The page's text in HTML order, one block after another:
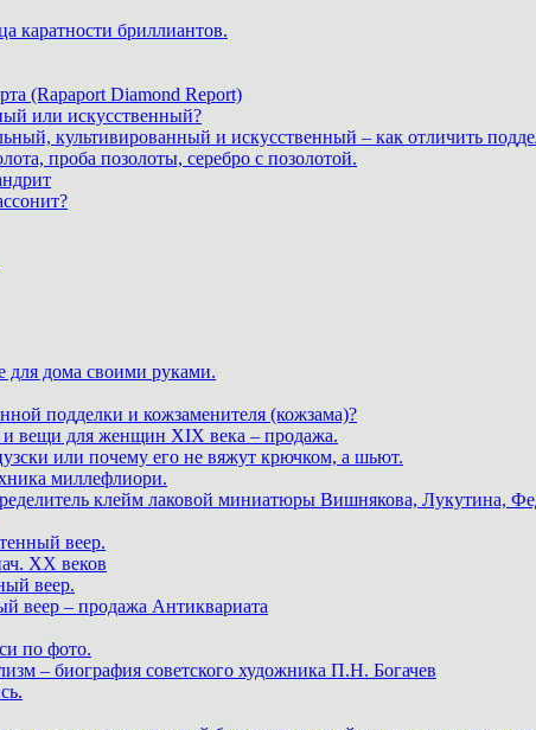
каратности бриллиантов.
(Rapaport Diamond Report)
или искусственный?
культивированный и искусственный – как отличить
проба позолоты, серебро с позолотой.
для дома своими руками.
подделки и кожзаменителя (кожзама)?
и вещи для женщин XIX века – продажа.
или почему его не вяжут крючком, а шьют.
миллефлиори.
клейм лаковой миниатюры Вишнякова, Лукутина,
веер.
XX веков
веер.
веер – продажа Антиквариата
по фото.
– биография советского художника П.Н. Богачев